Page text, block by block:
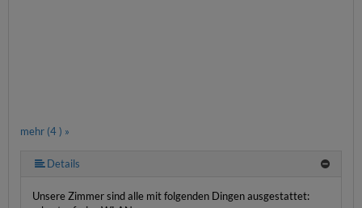
mehr (4 ) »
Details
Unsere Zimmer sind alle mit folgenden Dingen ausgestattet: